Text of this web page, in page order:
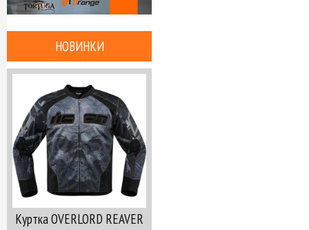
НОВИНКИ
Куртка OVERLORD REAVER